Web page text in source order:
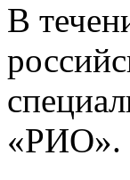
В
«РИО».